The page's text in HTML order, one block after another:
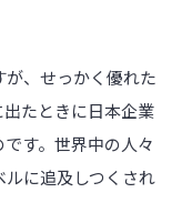
、せっかく優れた
たときに日本企業
す。世界中の人々
に追及しつくされ